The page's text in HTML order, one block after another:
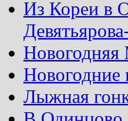
Из Кореи в
Новогодняя
Новогодние
Лыжная